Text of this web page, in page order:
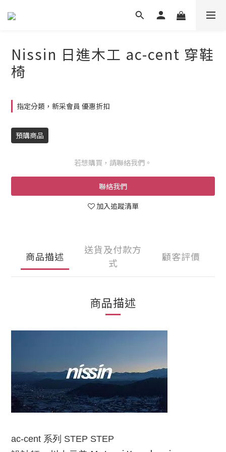
Nissin 日進木工 ac-cent 穿鞋
椅
指定分類，新采會員 優惠折扣
預購商品
若想購買，請聯絡我們。
聯絡我們
加入追蹤清單
商品描述
送貨及付款方
式
顧客評價
商品描述
ac-cent 系列 STEP STEP